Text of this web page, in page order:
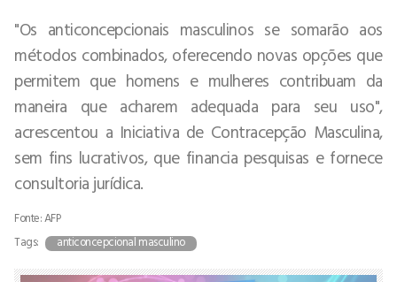
"Os anticoncepcionais masculinos se somarão aos
métodos combinados, oferecendo novas opções que
permitem que homens e mulheres contribuam da
maneira que acharem adequada para seu uso",
acrescentou a Iniciativa de Contracepção Masculina,
sem fins lucrativos, que financia pesquisas e fornece
consultoria jurídica.
Fonte: AFP
Tags:
anticoncepcional masculino